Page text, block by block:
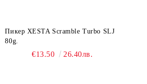
Пикер XESTA Scramble Turbo SLJ
80g.
€13.50 26.40лв.